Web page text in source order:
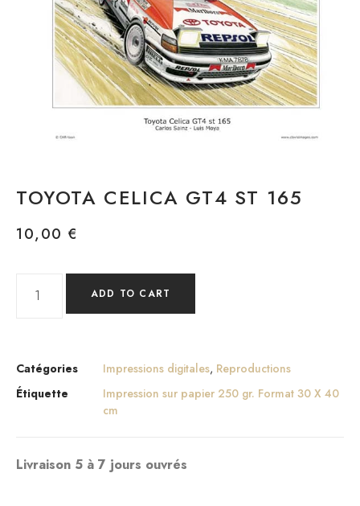
TOYOTA CELICA GT4 ST 165
10,00 €
ADD TO CART
Catégories Impressions digitales, Reproductions
Étiquette
Impression sur papier 250 gr. Format 30 X 40
cm
Livraison 5 à 7 jours ouvrés